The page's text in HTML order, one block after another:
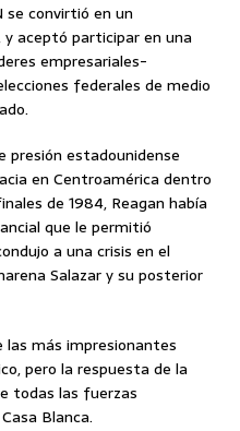
se convirtió en un
aceptó participar en una
empresariales-
federales de medio
presión estadounidense
en Centroamérica dentro
de 1984, Reagan había
que le permitió
a una crisis en el
Salazar y su posterior
las más impresionantes
pero la respuesta de la
todas las fuerzas
Blanca.